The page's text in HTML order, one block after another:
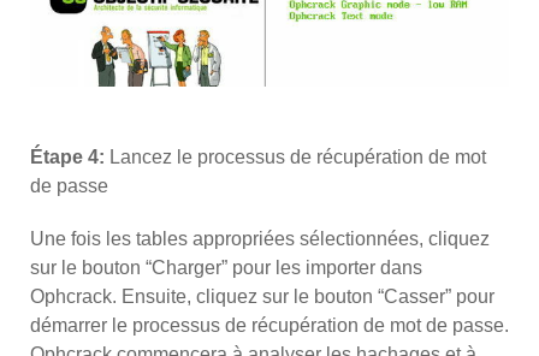
Étape 4: Lancez le processus de récupération de mot
de passe
Une fois les tables appropriées sélectionnées, cliquez
sur le bouton “Charger” pour les importer dans
Ophcrack. Ensuite, cliquez sur le bouton “Casser” pour
démarrer le processus de récupération de mot de passe.